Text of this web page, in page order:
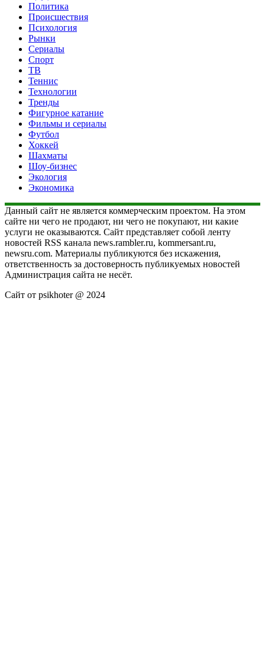
Политика
Происшествия
Психология
Рынки
Сериалы
Спорт
ТВ
Теннис
Технологии
Тренды
Фигурное катание
Фильмы и сериалы
Футбол
Хоккей
Шахматы
Шоу-бизнес
Экология
Экономика
Данный сайт не является коммерческим проектом. На этом
сайте ни чего не продают, ни чего не покупают, ни какие
услуги не оказываются. Сайт представляет собой ленту
новостей RSS канала news.rambler.ru, kommersant.ru,
newsru.com. Материалы публикуются без искажения,
ответственность за достоверность публикуемых новостей
Администрация сайта не несёт.
Сайт от psikhoter @ 2024